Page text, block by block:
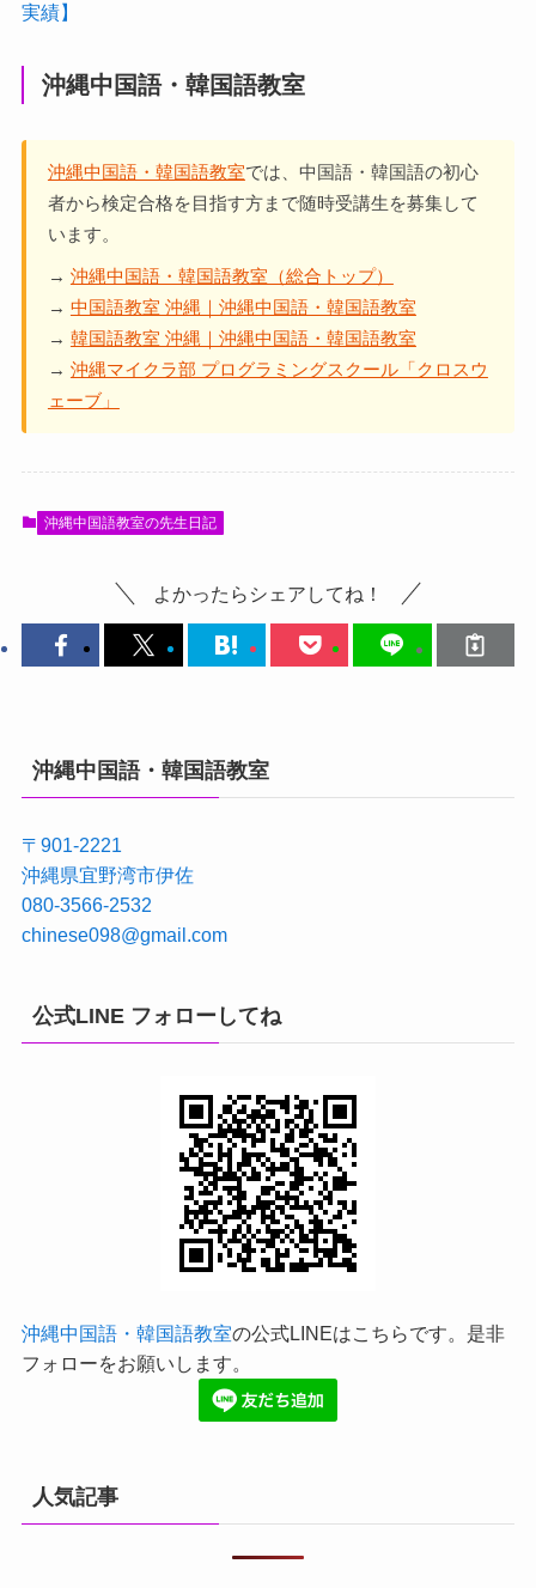
実績】
沖縄中国語・韓国語教室
沖縄中国語・韓国語教室では、中国語・韓国語の初心
者から検定合格を目指す方まで随時受講生を募集して
います。
→ 沖縄中国語・韓国語教室（総合トップ）
→ 中国語教室 沖縄｜沖縄中国語・韓国語教室
→ 韓国語教室 沖縄｜沖縄中国語・韓国語教室
→ 沖縄マイクラ部 プログラミングスクール「クロスウ
ェーブ」
沖縄中国語教室の先生日記
よかったらシェアしてね！
沖縄中国語・韓国語教室
〒901-2221
沖縄県宜野湾市伊佐
080-3566-2532
chinese098@gmail.com
公式LINE フォローしてね
沖縄中国語・韓国語教室の公式LINEはこちらです。是非
フォローをお願いします。
人気記事